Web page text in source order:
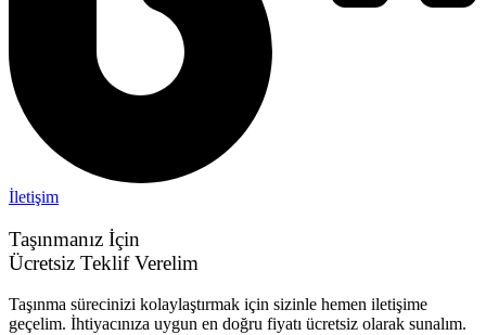
İletişim
Taşınmanız İçin
Ücretsiz Teklif Verelim
Taşınma sürecinizi kolaylaştırmak için sizinle hemen iletişime
geçelim. İhtiyacınıza uygun en doğru fiyatı ücretsiz olarak sunalım.